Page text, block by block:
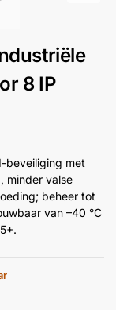
8 IP
beveiliging met
minder valse
beheer tot
van –40 °C